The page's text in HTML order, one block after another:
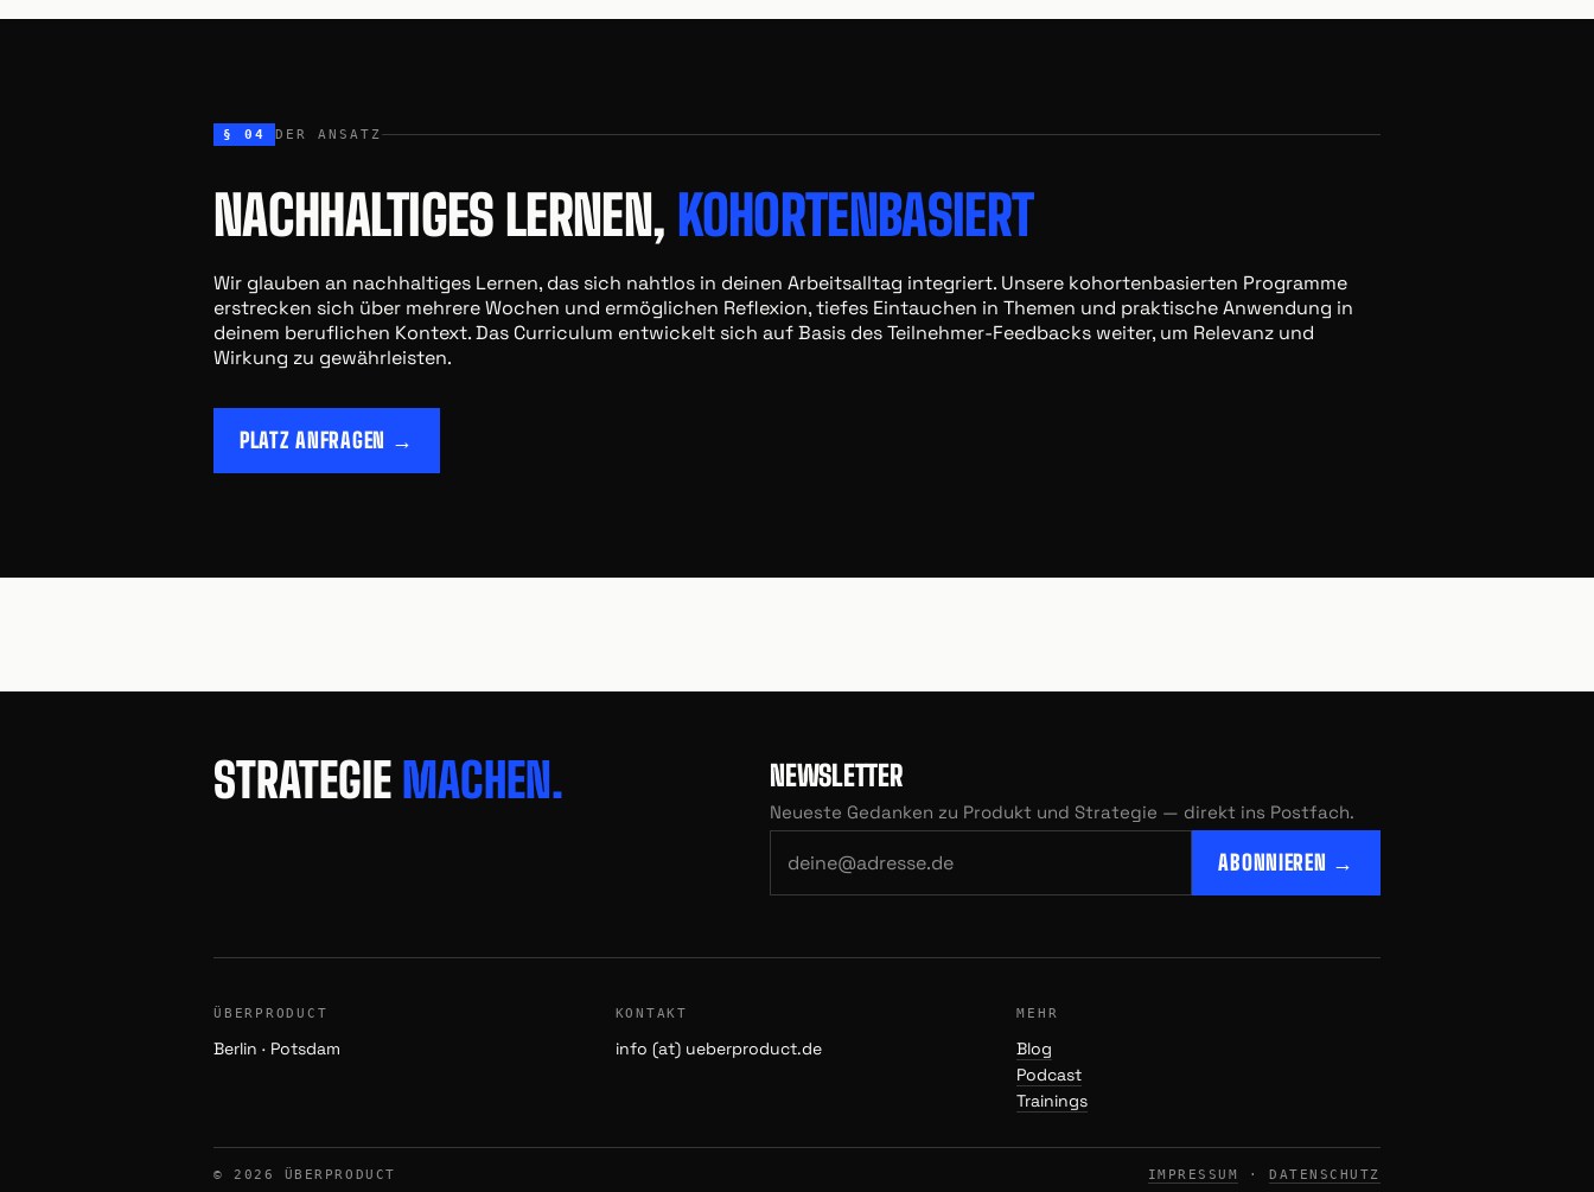
§ 04 DER ANSATZ
NACHHALTIGES LERNEN, KOHORTENBASIERT
Wir glauben an nachhaltiges Lernen, das sich nahtlos in deinen Arbeitsalltag integriert. Unsere kohortenbasierten Programme
erstrecken sich über mehrere Wochen und ermöglichen Reflexion, tiefes Eintauchen in Themen und praktische Anwendung in
deinem beruflichen Kontext. Das Curriculum entwickelt sich auf Basis des Teilnehmer-Feedbacks weiter, um Relevanz und
Wirkung zu gewährleisten.
PLATZ ANFRAGEN →
STRATEGIE MACHEN. NEWSLETTER
Neueste Gedanken zu Produkt und Strategie — direkt ins Postfach.
ABONNIEREN →
ÜBERPRODUCT
Berlin · Potsdam
KONTAKT
info (at) ueberproduct.de
MEHR
Blog
Podcast
Trainings
© 2026 ÜBERPRODUCT IMPRESSUM ·DATENSCHUTZ